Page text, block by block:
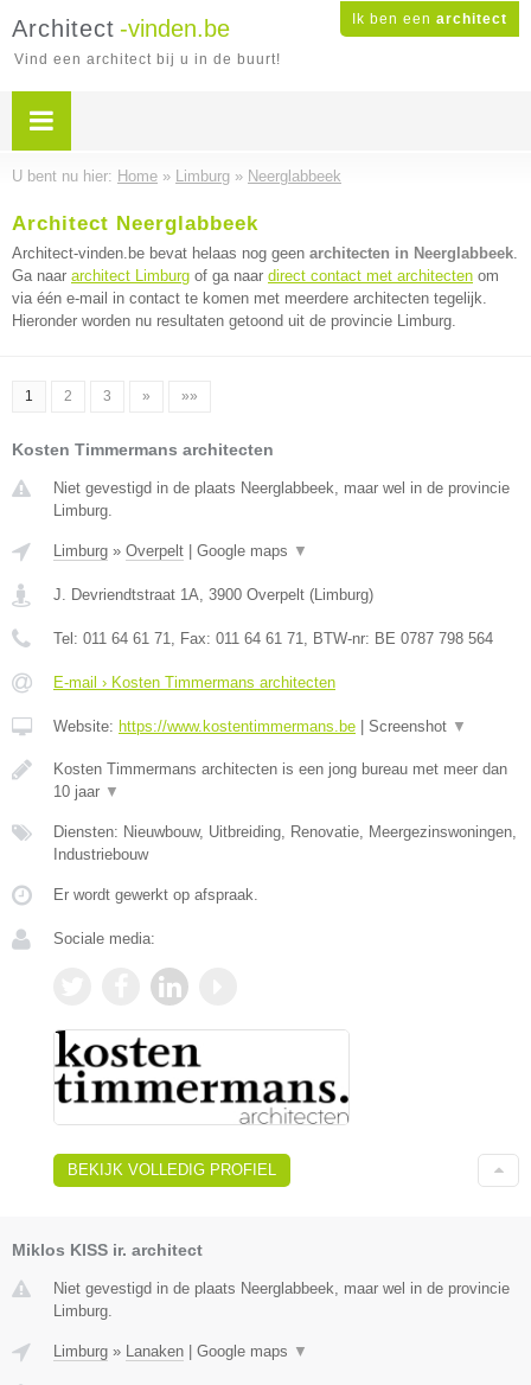
Ik ben een architect
Architect -vinden.be
Vind een architect bij u in de buurt!
U bent nu hier: Home » Limburg » Neerglabbeek
Architect Neerglabbeek
Architect-vinden.be bevat helaas nog geen architecten in Neerglabbeek.
Ga naar architect Limburg of ga naar direct contact met architecten om
via één e-mail in contact te komen met meerdere architecten tegelijk.
Hieronder worden nu resultaten getoond uit de provincie Limburg.
1 2 3 » »»
Kosten Timmermans architecten
Niet gevestigd in de plaats Neerglabbeek, maar wel in de provincie
Limburg.
Limburg » Overpelt Google maps ▼
J. Devriendtstraat 1A, 3900 Overpelt (Limburg)
Tel: 011 64 61 71, Fax: 011 64 61 71, BTW-nr: BE 0787 798 564
E-mail › Kosten Timmermans architecten
Website: https://www.kostentimmermans.be Screenshot ▼
Kosten Timmermans architecten is een jong bureau met meer dan
10 jaar ▼
Diensten: Nieuwbouw, Uitbreiding, Renovatie, Meergezinswoningen,
Industriebouw
Er wordt gewerkt op afspraak.
Sociale media:
BEKIJK VOLLEDIG PROFIEL
Miklos KISS ir. architect
Niet gevestigd in de plaats Neerglabbeek, maar wel in de provincie
Limburg.
Limburg » Lanaken Google maps ▼